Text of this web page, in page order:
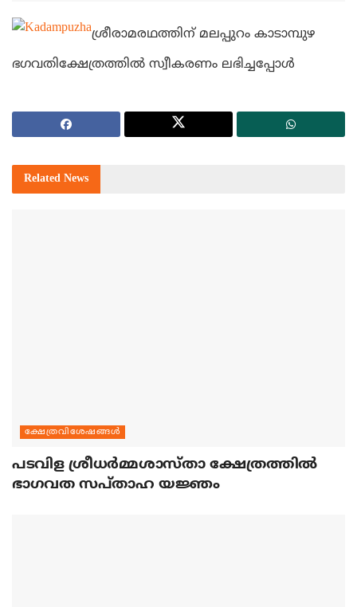
ശ്രീരാമരഥത്തിന് മലപ്പുറം കാടാമ്പുഴ
ഭഗവതിക്ഷേത്രത്തില്‍ സ്വീകരണം ലഭിച്ചപ്പോള്‍
Related News
ക്ഷേത്രവിശേഷങ്ങള്‍
പടവിള ശ്രീധര്‍മ്മശാസ്താ ക്ഷേത്രത്തില്‍
ഭാഗവത സപ്താഹ യജ്ഞം